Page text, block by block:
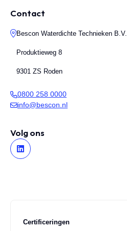
Contact
Bescon Waterdichte Technieken B.V.
Produktieweg 8
9301 ZS Roden
0800 258 0000
info@bescon.nl
Volg ons
Certificeringen